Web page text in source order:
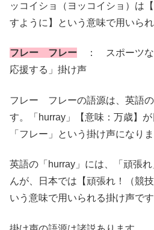
ッコイショ（ヨッコイショ）は
すように】という意味で用いられ
フレー フレー ： スポーツな
応援する」掛け声
フレー フレーの語源は、英語
す。「hurray」【意味：万歳】
「フレー」という掛け声になりま
英語の「hurray」には、「頑張
んが、日本では【頑張れ！（競
いう意味で用いられる掛け声です